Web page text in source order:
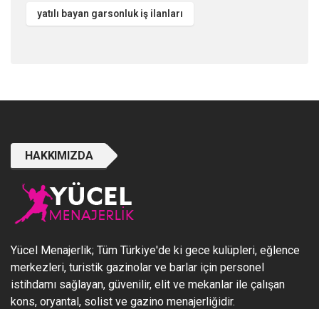
yatılı bayan garsonluk iş ilanları
HAKKIMIZDA
Yücel Menajerlik; Tüm Türkiye'de ki gece kulüpleri, eğlence
merkezleri, turistik gazinolar ve barlar için personel
istihdamı sağlayan, güvenilir, elit ve mekanlar ile çalışan
kons, oryantal, solist ve gazino menajerliğidir.